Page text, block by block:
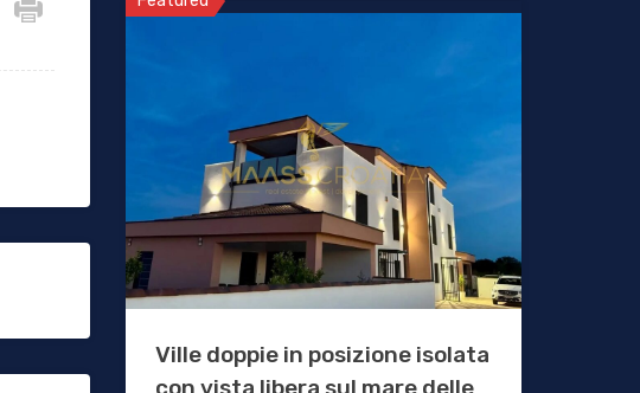
Ville doppie in posizione isolata